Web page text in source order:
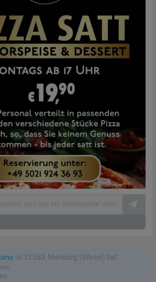
in 31582 Nienburg (Weser) hat